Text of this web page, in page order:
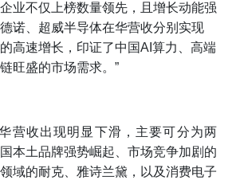
业不仅上榜数量领先，且增长动能强
诺、超威半导体在华营收分别实现
高速增长，印证了中国AI算力、高端
旺盛的市场需求。”
营收出现明显下滑，主要可分为两
本土品牌强势崛起、市场竞争加剧的
域的耐克、雅诗兰黛，以及消费电子